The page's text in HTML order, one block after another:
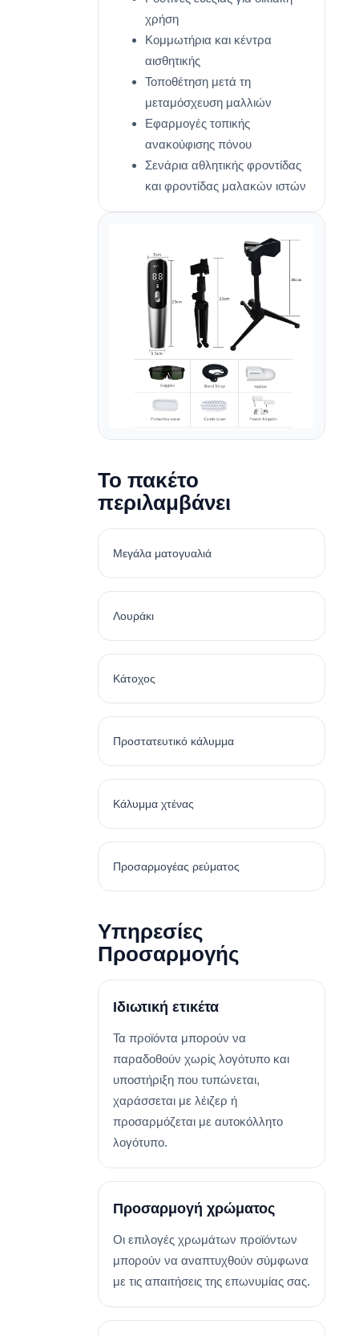
χρήση
Κομμωτήρια και κέντρα
αισθητικής
Τοποθέτηση μετά τη
μεταμόσχευση μαλλιών
Εφαρμογές τοπικής
ανακούφισης πόνου
Σενάρια αθλητικής φροντίδας
και φροντίδας μαλακών ιστών
Το πακέτο
περιλαμβάνει
Μεγάλα ματογυαλιά
Λουράκι
Κάτοχος
Προστατευτικό κάλυμμα
Κάλυμμα χτένας
Προσαρμογέας ρεύματος
Υπηρεσίες
Προσαρμογής
Ιδιωτική ετικέτα
Τα προϊόντα μπορούν να
παραδοθούν χωρίς λογότυπο και
υποστήριξη που τυπώνεται,
χαράσσεται με λέιζερ ή
προσαρμόζεται με αυτοκόλλητο
λογότυπο.
Προσαρμογή χρώματος
Οι επιλογές χρωμάτων προϊόντων
μπορούν να αναπτυχθούν σύμφωνα
με τις απαιτήσεις της επωνυμίας σας.